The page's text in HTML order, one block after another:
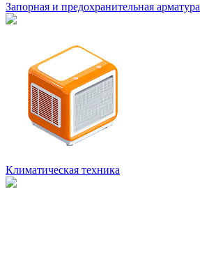
Запорная и предохранительная арматура
Климатическая техника